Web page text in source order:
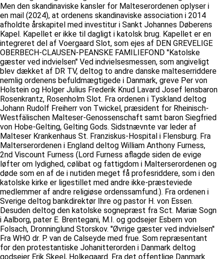
Men den skandinaviske kansler for Malteserordenen oplyser i
en mail (2024), at ordenens skandinaviske association i 2014
afholdte årskapitel med investitur i Sankt Johannes Døberens
Kapel. Kapellet er ikke til dagligt i katolsk brug. Kapellet er en
integreret del af Voergaard Slot, som ejes af DEN GREVELIGE
OBERBECH-CLAUSEN-PEANSKE FAMILIEFOND ''Katolske
gæster ved indvielsen'' Ved indvielsesmessen, som angiveligt
blev dækket af DR TV, deltog to andre danske malteserriddere
nemlig ordenens befuldmægtigede i Danmark, greve Per von
Holstein og Holger Julius Frederik Knud Lavard Josef lensbaron
Rosenkrantz, Rosenholm Slot. Fra ordenen i Tyskland deltog
Johann Rudolf Freiherr von Twickel, præsident for Rheinisch-
Westfälischen Malteser-Genossenschaft samt baron Siegfried
von Hobe-Gelting, Gelting Gods. Sidstnævnte var leder af
Malteser Krankenhaus St. Franziskus-Hospital i Flensburg. Fra
Malterserordenen i England deltog William Anthony Furness,
2nd Viscount Furness (Lord Furness aflagde siden de evige
løfter om lydighed, cølibat og fattigdom i Malterserordenen og
døde som en af de i nutiden meget få profesriddere, som i den
katolske kirke er ligestillet med andre ikke-præsteviede
medlemmer af andre religiøse ordenssamfund.). Fra ordenen i
Sverige deltog bankdirektør Ihre og pastor H. von Essen.
Desuden deltog den katolske sognepræst fra Sct. Mariæ Sogn
i Aalborg, pater E. Brentegani, M.I. og godsejer Esbern von
Folsach, Dronninglund Storskov. ''Øvrige gæster ved indvielsen''
Fra WHO dr. P. van de Calseyde med frue. Som repræsentant
for den protestantiske Johanitterorden i Danmark deltog
godsejer Erik Skeel, Holkegaard. Fra det offentlige Danmark